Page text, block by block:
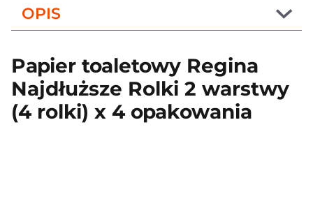
OPIS
Papier toaletowy Regina
Najdłuższe Rolki 2 warstwy
(4 rolki) x 4 opakowania